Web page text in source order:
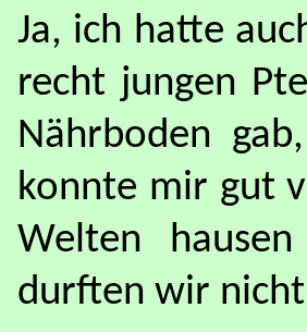
Ja, ich hatte
recht jungen
Nährboden
konnte mir gut
Welten
durften wir nicht